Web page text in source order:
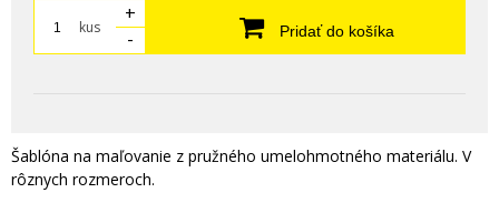
kus
+
-
Pridať do košíka
Šablóna na maľovanie z pružného umelohmotného materiálu. V
rôznych rozmeroch.